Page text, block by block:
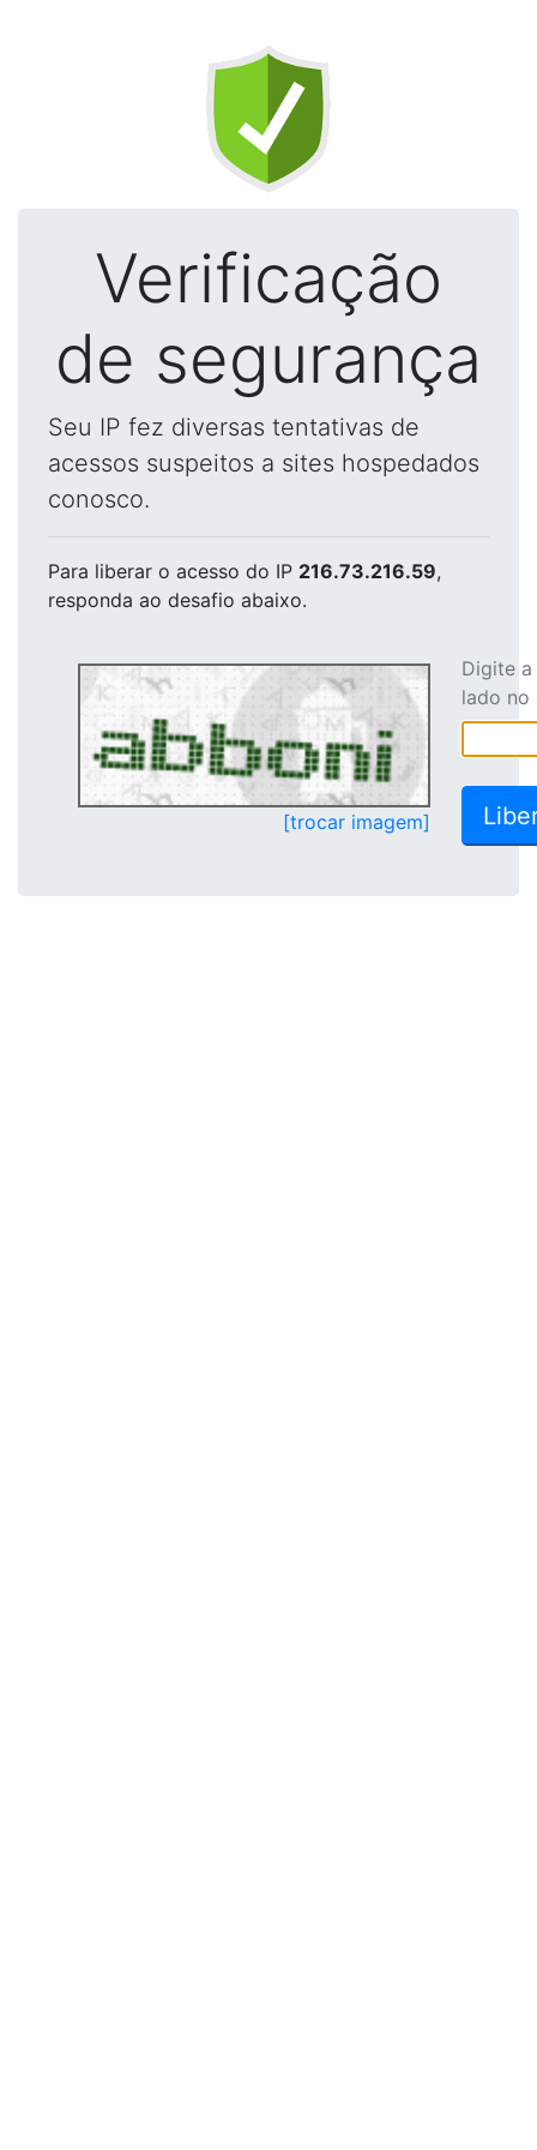
Verificação
de segurança
Seu IP fez diversas tentativas de
acessos suspeitos a sites hospedados
conosco.
Para liberar o acesso do IP 216.73.216.59,
responda ao desafio abaixo.
[trocar imagem]
Digite
lado no